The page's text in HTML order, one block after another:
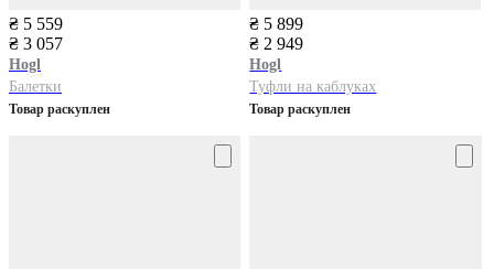
₴ 5 559
₴ 3 057
Hogl
Балетки
Товар раскуплен
₴ 5 899
₴ 2 949
Hogl
Туфли на каблуках
Товар раскуплен